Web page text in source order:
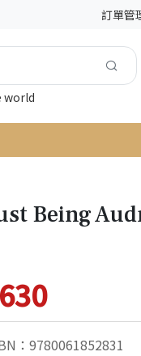
訂單管
world
Being
630
：9780061852831